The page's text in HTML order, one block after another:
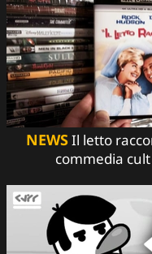
NEWSIl letto
commedia